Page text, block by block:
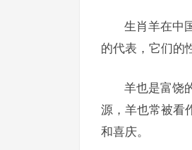
生肖羊在中
的代表，它们的
羊也是富饶
源，羊也常被看
和喜庆。